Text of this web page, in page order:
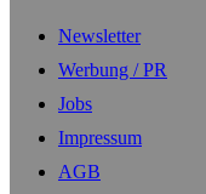
Newsletter
Werbung / PR
Jobs
Impressum
AGB